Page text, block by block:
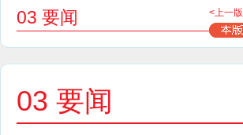
03 要闻 <上一版
03 要闻